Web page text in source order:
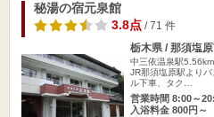
秘湯の宿元泉館
3.8点/ 71 件
栃木県 / 那須塩
中三依温泉駅5.56km
JR那須塩原駅より
ル下車、タク…
営業時間 8:00～
入浴料金 800円～